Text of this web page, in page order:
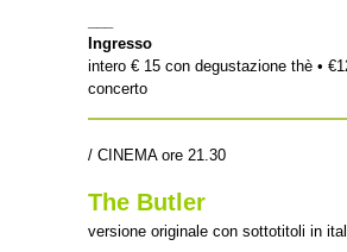
Ingresso
intero € 15 con degustazione thè •
concerto
/ CINEMA ore 21.30
The Butler
versione originale con sottotitoli in